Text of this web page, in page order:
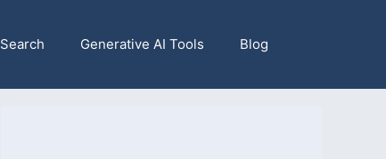
Search Generative AI Tools Blog